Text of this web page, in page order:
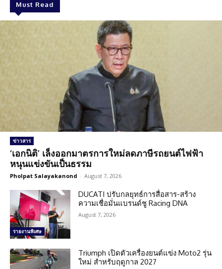
Must Read
ข่าวสาร
‘เอกนิติ’ เล็งออกมาตรการใหม่ลดภาษีรถยนต์ไฟฟ้า
หนุนแข่งขันเป็นธรรม
Pholpat Salayakanond - August 7, 2026
รายงานพิเศษ
DUCATI ปรับกลยุทธ์การสื่อสาร-สร้าง
ความเชื่อมั่นแบรนด์ชู Racing DNA
August 7, 2026
Triumph เปิดตัวเครื่องยนต์แข่ง Moto2 รุ่น
ใหม่ สำหรับฤดูกาล 2027